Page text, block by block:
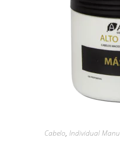
Cabelo, Individual